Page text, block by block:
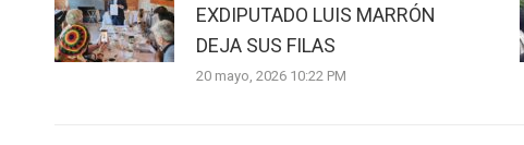
EXDIPUTADO LUIS MARRÓN
DEJA SUS FILAS
20 mayo, 2026 10:22 PM